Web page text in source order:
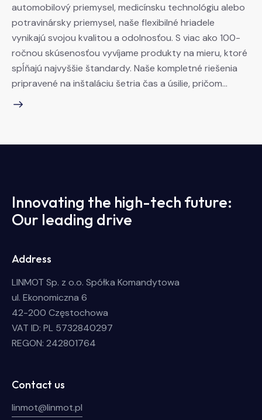
automobilový priemysel, medicínsku technológiu alebo
potravinársky priemysel, naše flexibilné hriadele
vynikajú svojou kvalitou a odolnosťou. S viac ako 100-
ročnou skúsenosťou vyvíjame produkty na mieru, ktoré
spĺňajú najvyššie štandardy. Naše kompletné riešenia
pripravené na inštaláciu šetria čas a úsilie, pričom…
Innovating the high-tech future:
Our leading drive
Address
LINMOT Sp. z o.o. Spółka Komandytowa
ul. Ekonomiczna 6
42-200 Częstochowa
VAT ID: PL 5732840297
REGON: 242801764
Contact us
linmot@linmot.pl